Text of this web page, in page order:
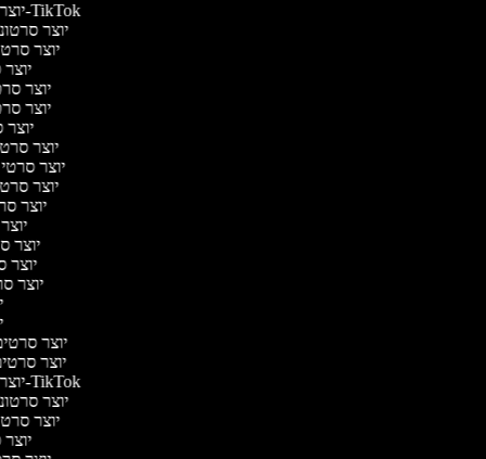
יוצר סרטונים ל-TikTok
יוצר
יוצר
יוצר
יוצר
יוצר
יוצר
יוצר סרטי
יוצר
יוצר
יוצר
יוצר
יוצר
יוצר
יוצר
יוצר סרטונים ל-TikTok
יוצר
יוצר